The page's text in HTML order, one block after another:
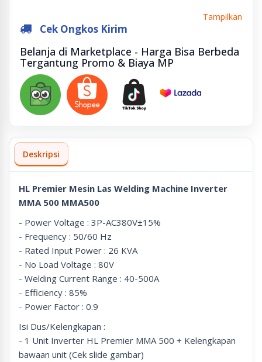
Cek Ongkos Kirim
Tampilkan
Belanja di Marketplace - Harga Bisa Berbeda
Tergantung Promo & Biaya MP
Deskripsi
HL Premier Mesin Las Welding Machine Inverter
MMA 500 MMA500
- Power Voltage : 3P-AC380V±15%
- Frequency : 50/60 Hz
- Rated Input Power : 26 KVA
- No Load Voltage : 80V
- Welding Current Range : 40-500A
- Efficiency : 85%
- Power Factor : 0.9
Isi Dus/Kelengkapan :
- 1 Unit Inverter HL Premier MMA 500 + Kelengkapan
bawaan unit (Cek slide gambar)